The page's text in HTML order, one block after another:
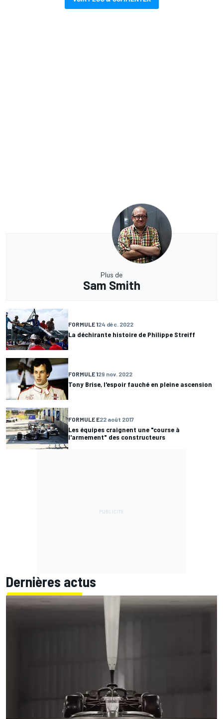
Plus de
Sam Smith
FORMULE 124 déc. 2022
La déchirante histoire de Philippe Streiff
FORMULE 129 nov. 2022
Tony Brise, l'espoir fauché en pleine ascension
FORMULE E22 août 2017
Les équipes craignent une "course à
l'armement" des constructeurs
Dernières actus